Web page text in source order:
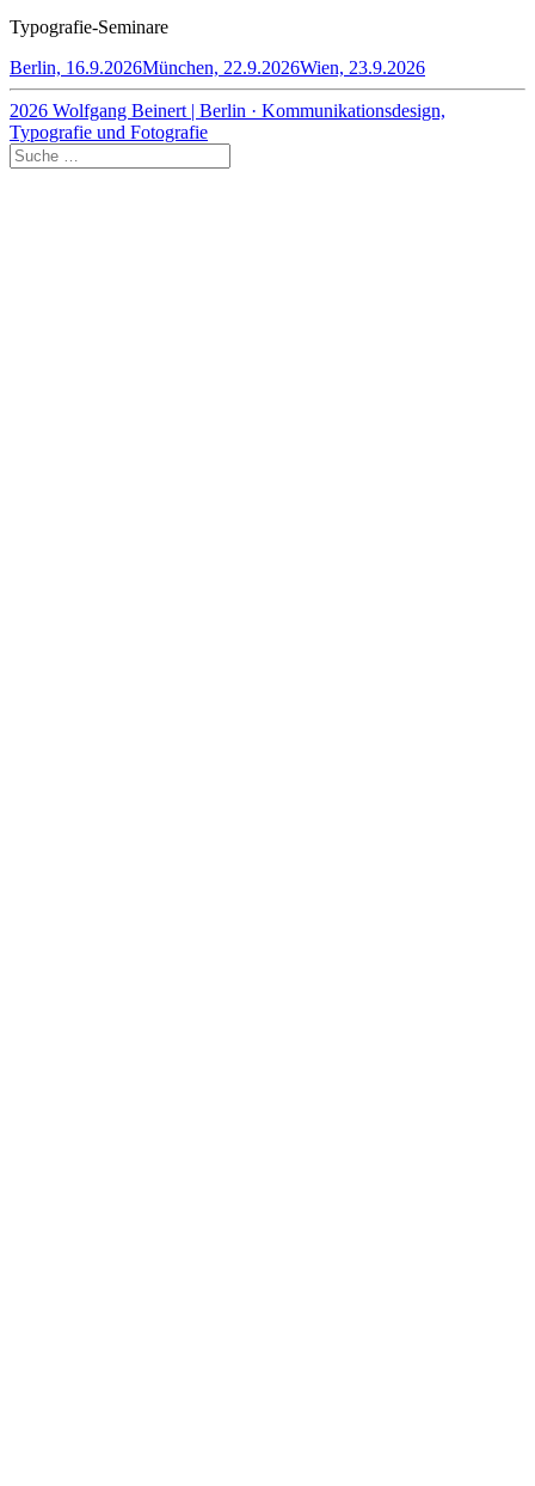
Typografie-Seminare
Berlin, 16.9.2026München, 22.9.2026Wien, 23.9.2026
2026 Wolfgang Beinert | Berlin · Kommunikationsdesign,
Typografie und Fotografie